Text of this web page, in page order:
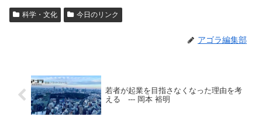
科学・文化 今日のリンク
アゴラ編集部
若者が起業を目指さなくなった理由を考
える --- 岡本 裕明